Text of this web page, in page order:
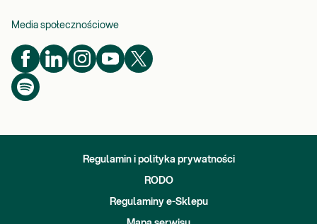
Media społecznościowe
Regulamin i polityka prywatności
RODO
Regulaminy e-Sklepu